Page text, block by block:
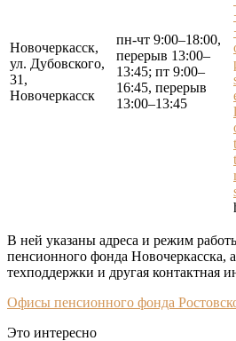
Новочеркасск,
ул. Дубовского,
31,
Новочеркасск
пн-чт 9:00–18:00,
перерыв 13:00–
13:45; пт 9:00–
16:45, перерыв
13:00–13:45
В ней указаны адреса и режим
пенсионного фонда Новочеркасска,
техподдержки и другая контактная
Офисы пенсионного фонда
Это интересно